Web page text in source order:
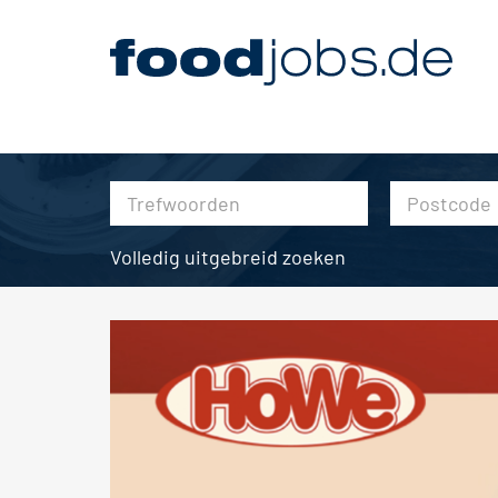
Volledig uitgebreid zoeken